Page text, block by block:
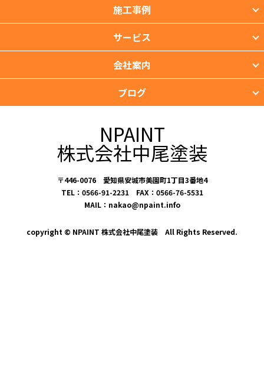
施工事例
サービス
会社案内
ブログ
NPAINT
株式会社中尾塗装
〒446-0076 愛知県安城市美園町1丁目3番地4
TEL：0566-91-2231 FAX：0566-76-5531
MAIL：nakao@npaint.info
copyright © NPAINT 株式会社中尾塗装 All Rights Reserved.